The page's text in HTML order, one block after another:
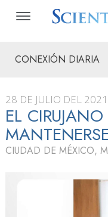
CONEXIÓN DIARIA
28 DE JULIO DEL 2021
EL
CIUDAD DE MÉXICO,